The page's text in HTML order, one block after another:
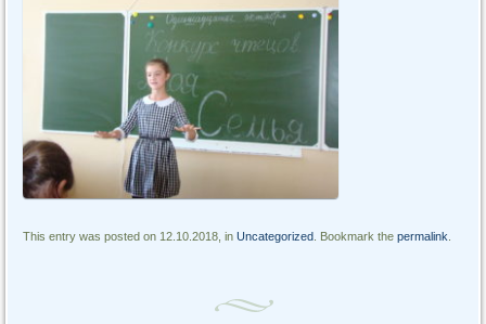
This entry was posted on 12.10.2018, inUncategorized . Bookmark thepermalink